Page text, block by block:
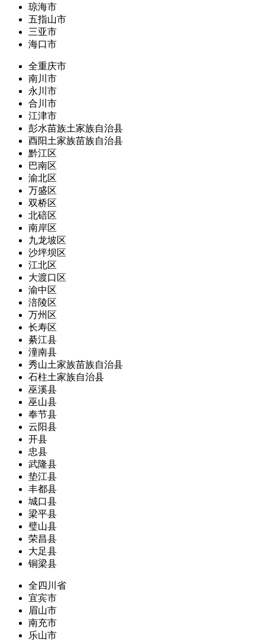
琼海市
五指山市
三亚市
海口市
全重庆市
南川市
永川市
合川市
江津市
彭水苗族土家族自治县
酉阳土家族苗族自治县
黔江区
巴南区
渝北区
万盛区
双桥区
北碚区
南岸区
九龙坡区
沙坪坝区
江北区
大渡口区
渝中区
涪陵区
万州区
长寿区
綦江县
潼南县
秀山土家族苗族自治县
石柱土家族自治县
巫溪县
巫山县
奉节县
云阳县
开县
忠县
武隆县
垫江县
丰都县
城口县
梁平县
璧山县
荣昌县
大足县
铜梁县
全四川省
宜宾市
眉山市
南充市
乐山市